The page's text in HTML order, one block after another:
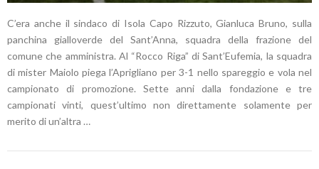
C’era anche il sindaco di Isola Capo Rizzuto, Gianluca Bruno, sulla
panchina gialloverde del Sant’Anna, squadra della frazione del
comune che amministra. Al “Rocco Riga” di Sant’Eufemia, la squadra
di mister Maiolo piega l’Aprigliano per 3-1 nello spareggio e vola nel
campionato di promozione. Sette anni dalla fondazione e tre
campionati vinti, quest’ultimo non direttamente solamente per
merito di un’altra …